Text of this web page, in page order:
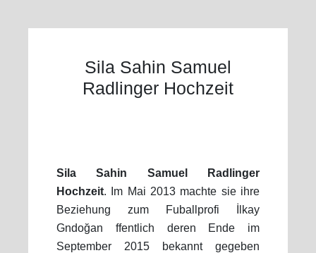
Sila Sahin Samuel
Radlinger Hochzeit
Sila Sahin Samuel Radlinger
Hochzeit. Im Mai 2013 machte sie ihre
Beziehung zum Fuballprofi İlkay
Gndoğan ffentlich deren Ende im
September 2015 bekannt gegeben